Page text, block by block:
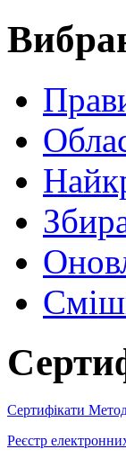
Сертифікати
Реєстр